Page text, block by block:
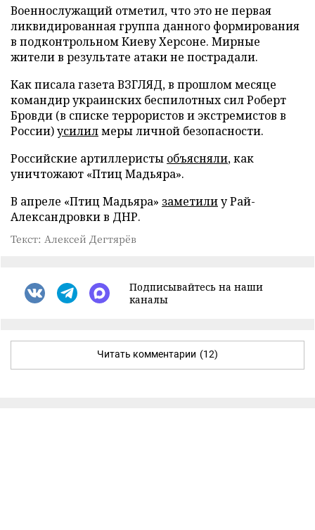
Военнослужащий отметил, что это не первая
ликвидированная группа данного формирования
в подконтрольном Киеву Херсоне. Мирные
жители в результате атаки не пострадали.
Как писала газета ВЗГЛЯД, в прошлом месяце
командир украинских беспилотных сил Роберт
Бровди (в списке террористов и экстремистов в
России)усилилмеры личной безопасности.
Российские артиллеристы объясняли, как
уничтожают «Птиц Мадьяра».
В апреле «Птиц Мадьяра» заметилиу Рай-
Александровки в ДНР.
Текст: Алексей Дегтярёв
Подписывайтесь на наши
каналы
Читать комментарии (12)